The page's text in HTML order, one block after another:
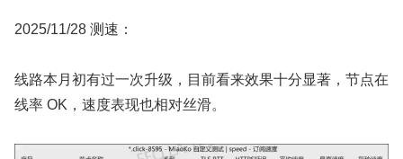
2025/11/28 测速：
线路本月初有过一次升级，目前看来效果十分显著，节点在
线率 OK，速度表现也相对丝滑。